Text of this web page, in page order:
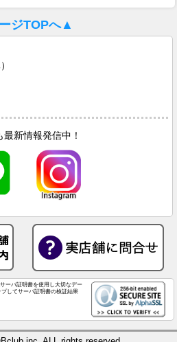
ジTOPへ▲
最新情報発信中！
ーバ証明書を使用し大切なデー
してサーバ証明書の検証結果